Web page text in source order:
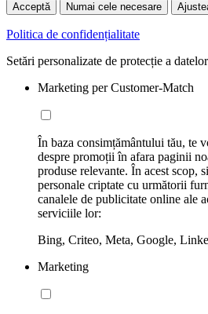
Acceptă Numai cele necesare
Politica de confidențialitate
Setări personalizate de protecție a datelor
Marketing per Customer-Match
În baza consimțământului tău, te
despre promoții în afara paginii
produse relevante. În acest scop,
personale criptate cu următorii
canalele de publicitate online ale
serviciile lor:
Bing, Criteo, Meta, Google,
Marketing